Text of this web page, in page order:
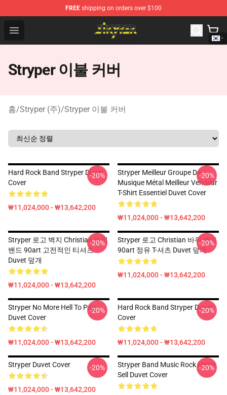
FREE shipping on orders over $100
Open menu
Stryper Store - Official Stryper Merchandise Shop
Stryper 이불 커버
홈/Stryper (주)/Stryper 이불 커버
Hard Rock Band Stryper Duvet
Cover
₩11,024,000 - ₩13,642,200
-20%
Stryper Meilleur Groupe De
Musique Métal Meilleur Vendeur
T-Shirt Essentiel Duvet Cover
₩11,024,000 - ₩13,642,200
-20%
Stryper 로고 벽지 Christian 바위
밴드 90art 고전적인 티셔츠
Duvet 덮개
₩11,024,000 - ₩13,642,200
-20%
Stryper 로고 Christian 바위 밴드
90art 정유 T-셔츠 Duvet 덮개
₩11,024,000 - ₩13,642,200
-20%
Stryper No More Hell To Pay
Duvet Cover
₩11,024,000 - ₩13,642,200
-20%
Hard Rock Band Stryper Duvet
Cover
₩11,024,000 - ₩13,642,200
-20%
Stryper Duvet Cover
₩11,024,000 - ₩13,642,200
-20%
Stryper Band Music Rock Metal
Sell Duvet Cover
-20%